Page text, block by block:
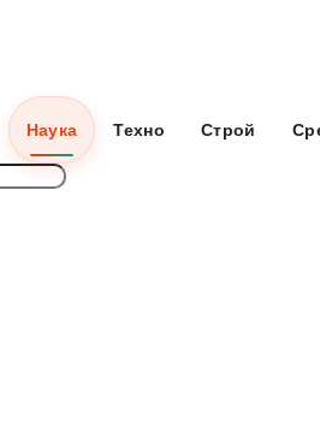
Наука Техно Строй